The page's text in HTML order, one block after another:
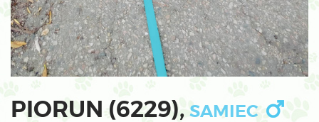
PIORUN (6229), SAMIEC